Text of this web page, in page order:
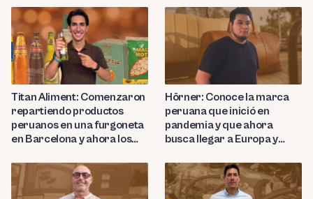
Titan Aliment: Comenzaron
repartiendo productos
peruanos en una furgoneta
en Barcelona y ahora los
países
Hörner: Conoce la marca
peruana que inició en
pandemia y que ahora
busca llegar a Europa y
productos de cuero de lujo